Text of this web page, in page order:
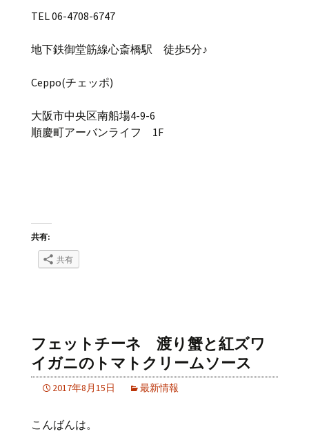
TEL 06-4708-6747
地下鉄御堂筋線心斎橋駅 徒歩5分♪
Ceppo(チェッポ)
大阪市中央区南船場4-9-6
順慶町アーバンライフ 1F
共有:
共有
フェットチーネ 渡り蟹と紅ズワ
イガニのトマトクリームソース
2017年8月15日 最新情報
こんばんは。